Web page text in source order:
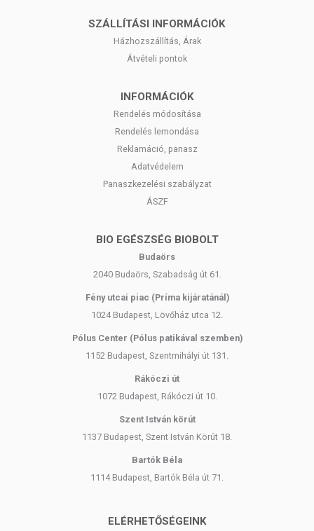
SZÁLLÍTÁSI INFORMÁCIÓK
Házhozszállítás, Árak
Átvételi pontok
INFORMÁCIÓK
Rendelés módosítása
Rendelés lemondása
Reklamáció, panasz
Adatvédelem
Panaszkezelési szabályzat
ÁSZF
BIO EGÉSZSÉG BIOBOLT
Budaörs
2040 Budaörs, Szabadság út 61.
Fény utcai piac (Príma kijáratánál)
1024 Budapest, Lövőház utca 12.
Pólus Center (Pólus patikával szemben)
1152 Budapest, Szentmihályi út 131.
Rákóczi út
1072 Budapest, Rákóczi út 10.
Szent István körút
1137 Budapest, Szent István Körút 18.
Bartók Béla
1114 Budapest, Bartók Béla út 71.
ELÉRHETŐSÉGEINK